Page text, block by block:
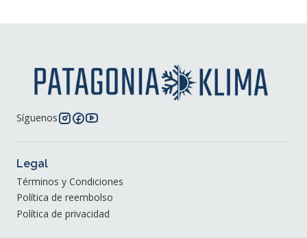
Síguenos
Legal
Términos y Condiciones
Política de reembolso
Política de privacidad